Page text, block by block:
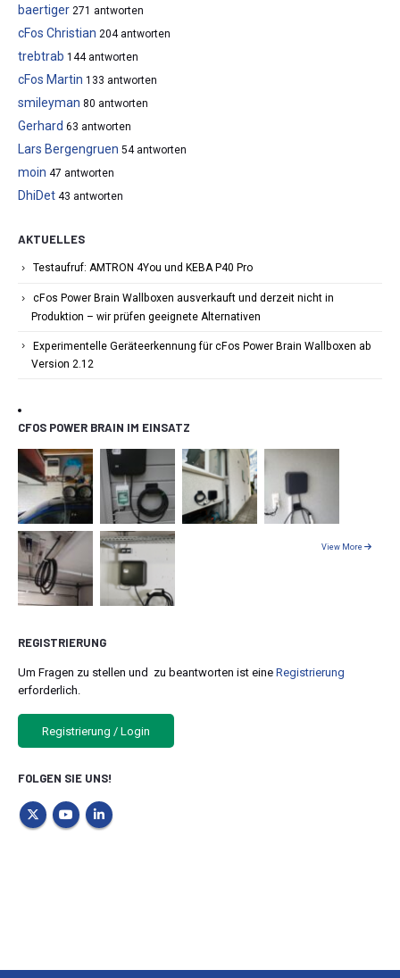
baertiger 271 antworten
cFos Christian 204 antworten
trebtrab 144 antworten
cFos Martin 133 antworten
smileyman 80 antworten
Gerhard 63 antworten
Lars Bergengruen 54 antworten
moin 47 antworten
DhiDet 43 antworten
AKTUELLES
Testaufruf: AMTRON 4You und KEBA P40 Pro
cFos Power Brain Wallboxen ausverkauft und derzeit nicht in
Produktion – wir prüfen geeignete Alternativen
Experimentelle Geräteerkennung für cFos Power Brain Wallboxen ab
Version 2.12
CFOS POWER BRAIN IM EINSATZ
View More
REGISTRIERUNG
Um Fragen zu stellen und zu beantworten ist eine Registrierung
erforderlich.
Registrierung / Login
FOLGEN SIE UNS!